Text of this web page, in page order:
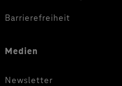
Barrierefreiheit
Medien
Newsletter